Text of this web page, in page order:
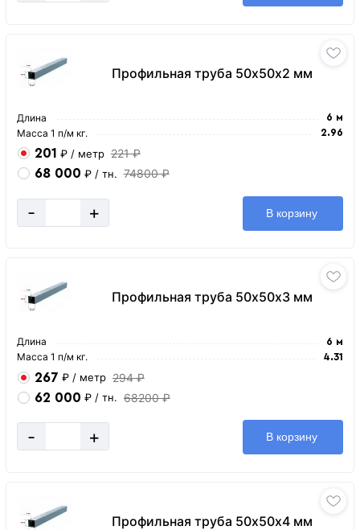
Профильная труба 50х50х2 мм
Длина 6 м
Масса 1 п/м кг. 2.96
201 ₽ / метр 221 ₽
68 000 ₽ / тн. 74800 ₽
- + В корзину
Профильная труба 50х50х3 мм
Длина 6 м
Масса 1 п/м кг. 4.31
267 ₽ / метр 294 ₽
62 000 ₽ / тн. 68200 ₽
- + В корзину
Профильная труба 50х50х4 мм